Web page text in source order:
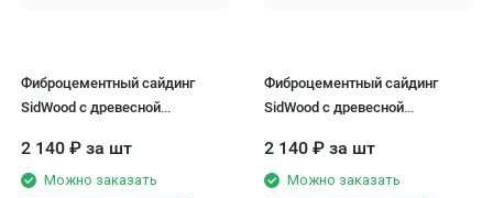
Фиброцементный сайдинг
SidWood с древесной
2 140 ₽ за шт
Можно заказать
Фиброцементный сайдинг
SidWood с древесной
2 140 ₽ за шт
Можно заказать